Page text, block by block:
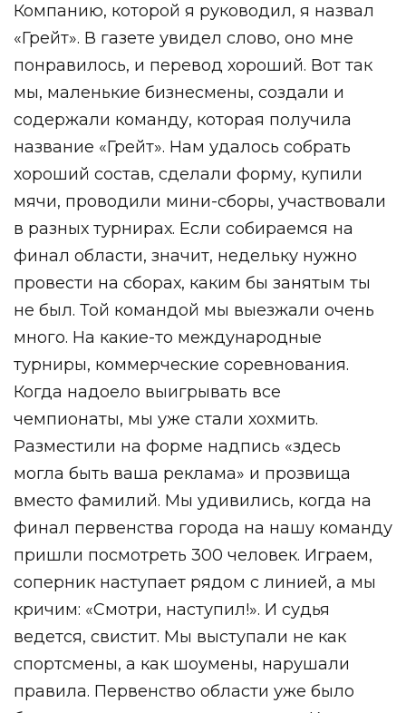
Компанию, которой я руководил, я назвал
«Грейт». В газете увидел слово, оно мне
понравилось, и перевод хороший. Вот так
мы, маленькие бизнесмены, создали и
содержали команду, которая получила
название «Грейт». Нам удалось собрать
хороший состав, сделали форму, купили
мячи, проводили мини-сборы, участвовали
в разных турнирах. Если собираемся на
финал области, значит, недельку нужно
провести на сборах, каким бы занятым ты
не был. Той командой мы выезжали очень
много. На какие-то международные
турниры, коммерческие соревнования.
Когда надоело выигрывать все
чемпионаты, мы уже стали хохмить.
Разместили на форме надпись «здесь
могла быть ваша реклама» и прозвища
вместо фамилий. Мы удивились, когда на
финал первенства города на нашу команду
пришли посмотреть 300 человек. Играем,
соперник наступает рядом с линией, а мы
кричим: «Смотри, наступил!». И судья
ведется, свистит. Мы выступали не как
спортсмены, а как шоумены, нарушали
правила. Первенство области уже было